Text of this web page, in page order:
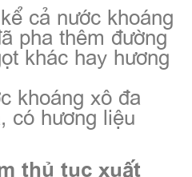
cả nước khoáng
pha thêm đường
khác hay hương
khoáng xô đa
có hương liệu
thủ tục xuất